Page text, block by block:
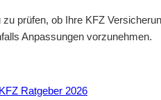
prüfen, ob Ihre KFZ
Anpassungen vorzunehmen.
Ratgeber 2026